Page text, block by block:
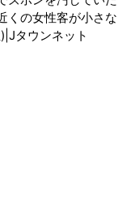
くの女性客が小さな
タウンネット